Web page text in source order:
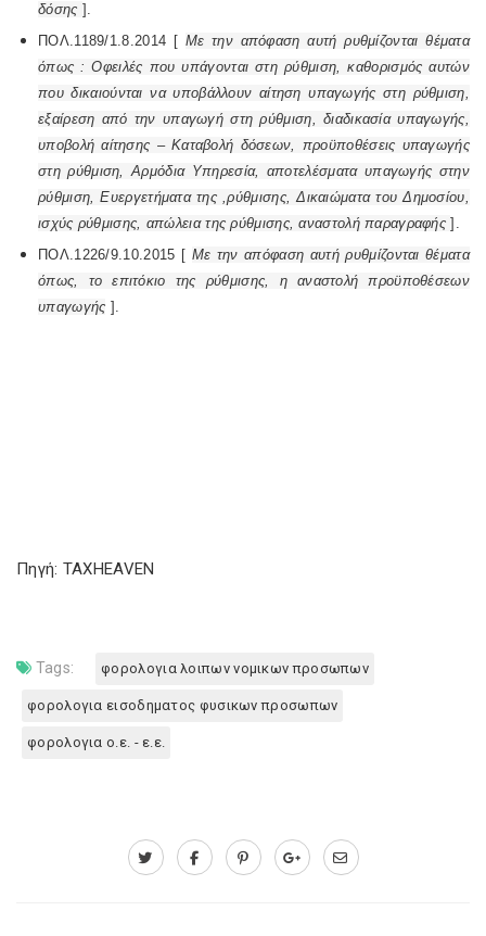
δόσης ].
ΠΟΛ.1189/1.8.2014 [ Με την απόφαση αυτή ρυθμίζονται θέματα
όπως : Οφειλές που υπάγονται στη ρύθμιση, καθορισμός αυτών
που δικαιούνται να υποβάλλουν αίτηση υπαγωγής στη ρύθμιση,
εξαίρεση από την υπαγωγή στη ρύθμιση, διαδικασία υπαγωγής,
υποβολή αίτησης – Καταβολή δόσεων, προϋποθέσεις υπαγωγής
στη ρύθμιση, Αρμόδια Υπηρεσία, αποτελέσματα υπαγωγής στην
ρύθμιση, Ευεργετήματα της ,ρύθμισης, Δικαιώματα του Δημοσίου,
ισχύς ρύθμισης, απώλεια της ρύθμισης, αναστολή παραγραφής].
ΠΟΛ.1226/9.10.2015 [ Με την απόφαση αυτή ρυθμίζονται θέματα
όπως, το επιτόκιο της ρύθμισης, η αναστολή προϋποθέσεων
υπαγωγής ].
Πηγή: TAXHEAVEN
Tags: φορολογια λοιπων νομικων προσωπων
φορολογια εισοδηματος φυσικων προσωπων
φορολογια ο.ε. - ε.ε.